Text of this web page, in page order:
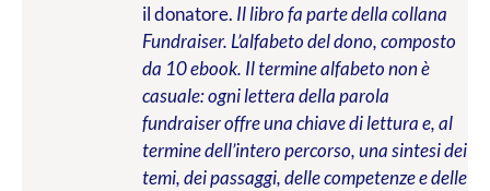
il donatore. Il libro fa parte della collana
Fundraiser. L’alfabeto del dono, composto
da 10 ebook. Il termine alfabeto non è
casuale: ogni lettera della parola
fundraiser offre una chiave di lettura e, al
termine dell’intero percorso, una sintesi dei
temi, dei passaggi, delle competenze e delle